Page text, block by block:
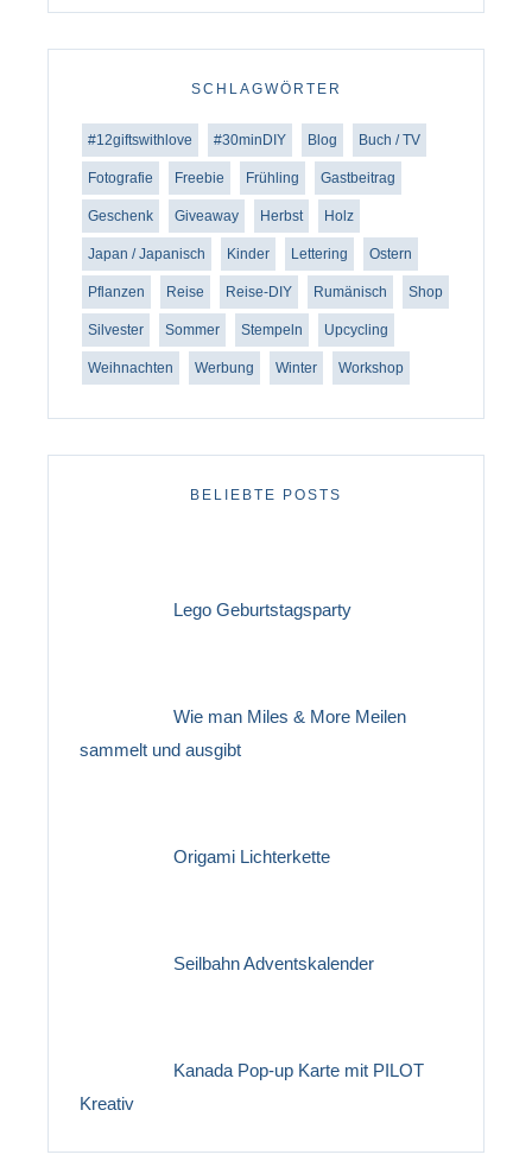
SCHLAGWÖRTER
#12giftswithlove #30minDIY Blog Buch / TV
Fotografie Freebie Frühling Gastbeitrag
Geschenk Giveaway Herbst Holz
Japan / Japanisch Kinder Lettering Ostern
Pflanzen Reise Reise-DIY Rumänisch Shop
Silvester Sommer Stempeln Upcycling
Weihnachten Werbung Winter Workshop
BELIEBTE POSTS
Lego Geburtstagsparty
Wie man Miles & More Meilen
sammelt und ausgibt
Origami Lichterkette
Seilbahn Adventskalender
Kanada Pop-up Karte mit PILOT
Kreativ